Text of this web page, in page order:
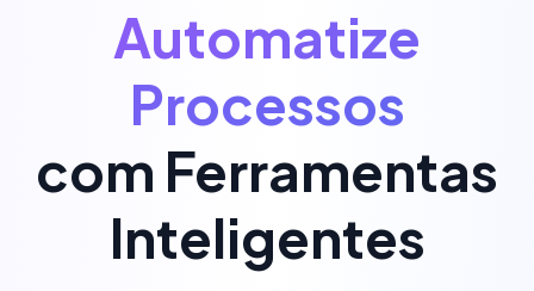
Maximize
Conversões
com Ferramentas
Inteligentes